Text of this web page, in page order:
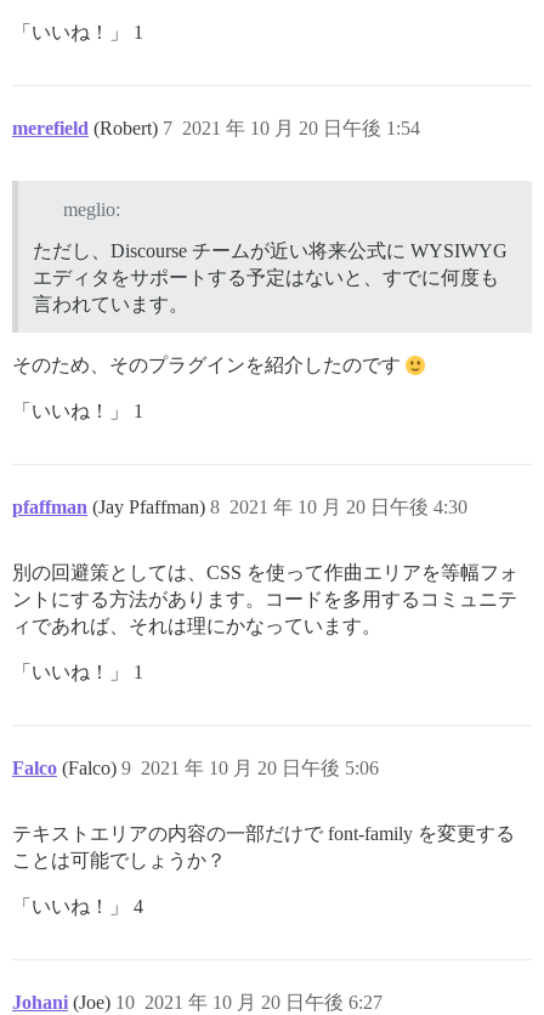
「いいね！」 1
merefield (Robert) 2021 年 10 月 20 日午後 1:54
7
meglio:
ただし、Discourse チームが近い将来公式に WYSIWYG
エディタをサポートする予定はないと、すでに何度も
言われています。
そのため、そのプラグインを紹介したのです
「いいね！」 1
pfaffman (Jay Pfaffman) 2021 年 10 月 20 日午後 4:30
8
別の回避策としては、CSS を使って作曲エリアを等幅フォ
ントにする方法があります。コードを多用するコミュニテ
ィであれば、それは理にかなっています。
「いいね！」 1
Falco (Falco) 2021 年 10 月 20 日午後 5:06
9
テキストエリアの内容の一部だけで font-family を変更する
ことは可能でしょうか？
「いいね！」 4
Johani (Joe) 2021 年 10 月 20 日午後 6:27
10